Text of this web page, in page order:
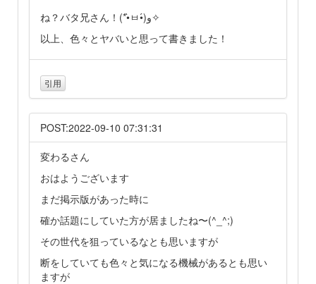
ね？バタ兄さん！(*•̀ㅂ•́)و✧
以上、色々とヤバいと思って書きました！
引用
POST:2022-09-10 07:31:31
変わるさん
おはようございます
まだ掲示版があった時に
確か話題にしていた方が居ましたね〜(^_^;)
その世代を狙っているなとも思いますが
断をしていても色々と気になる機械があるとも思い
ますが